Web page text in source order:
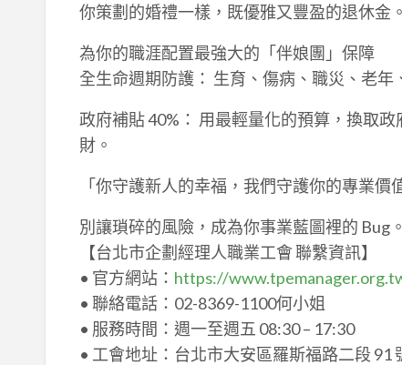
你策劃的婚禮一樣，既優雅又豐盈的退休金。
為你的職涯配置最強大的「伴娘團」保障
全生命週期防護： 生育、傷病、職災、老年
政府補貼 40%： 用最輕量化的預算，換取
財。
「你守護新人的幸福，我們守護你的專業價
別讓瑣碎的風險，成為你事業藍圖裡的 Bug
【台北市企劃經理人職業工會 聯繫資訊】
• 官方網站： https://
• 聯絡電話：02-8369-1100何小姐
• 服務時間：週一至週五 08:30 – 17:30
• 工會地址：台北市大安區羅斯福路二段 91